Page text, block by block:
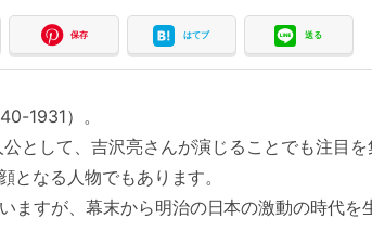
保存 はてブ 送る
1931）。
として、吉沢亮さんが演じることでも注目を
となる人物でもあります。
ますが、幕末から明治の日本の激動の時代を